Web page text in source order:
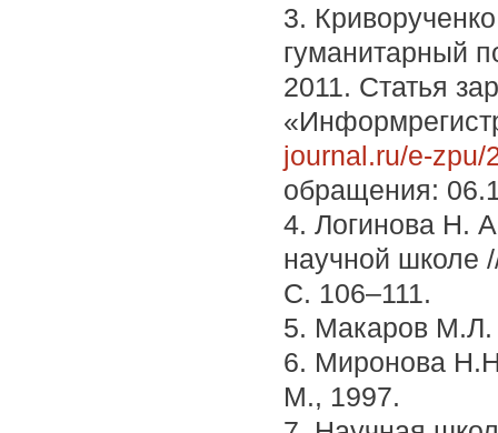
3.
гуманитарный
2011. Статья
journal.ru/e-zpu/
обращения:
4. Логинова Н.
научной школе
С. 106–111.
5. Макаров М.Л.
6. Миронова
М., 1997.